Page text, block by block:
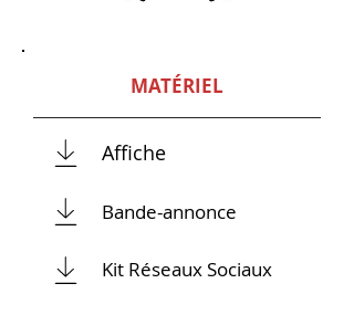
MATÉRIEL
Affiche
Bande-annonce
Kit Réseaux Sociaux